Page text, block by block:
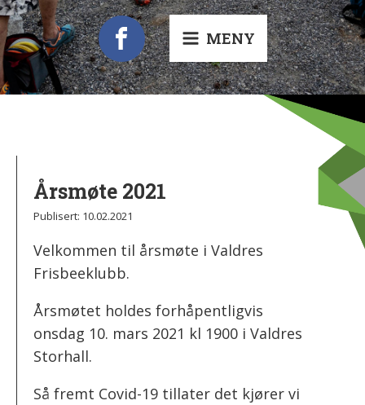
MENY
Årsmøte 2021
Publisert: 10.02.2021
Velkommen til årsmøte i Valdres
Frisbeeklubb.
Årsmøtet holdes forhåpentligvis
onsdag 10. mars 2021 kl 1900 i Valdres
Storhall.
Så fremt Covid-19 tillater det kjører vi